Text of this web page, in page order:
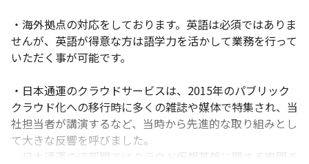
・海外拠点の対応をしております。英語は必須ではありま
せんが、英語が得意な方は語学力を活かして業務を行って
いただく事が可能です。
・日本通運のクラウドサービスは、2015年のパブリック
クラウド化への移行時に多くの雑誌や媒体で特集され、当
社担当者が講演するなど、当時から先進的な取り組みとし
て大きな反響を呼びました。
日本通運のIT部門ではクラウド仮想基盤に関する専門チ